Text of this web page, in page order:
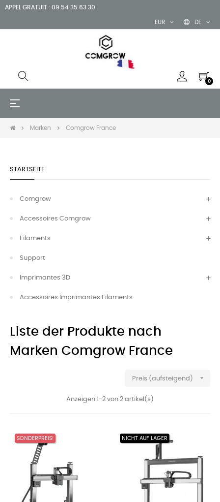
APPEL GRATUIT : 09 54 35 63 30
DE
EUR
0
Umschalten
☰
Marken Comgrow France
STARTSEITE
Comgrow
Accessoires Comgrow
Filaments
Support
Imprimantes 3D
Accessoires Imprimantes Filaments
Liste der Produkte nach
Marken Comgrow France
Preis (aufsteigend) 
Anzeigen 1-2 von 2 artikel(s)
SONDERPREIS! NICHT AUF LAGER